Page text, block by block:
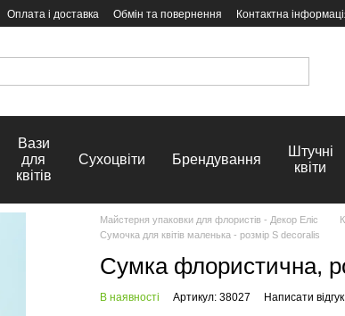
Оплата і доставка Обмін та повернення Контактна
Вази
для
квітів
Сухоцвіти Брендування
Штучні
квіти
Майстерня упаковки для флористів - Декор Еліс
Сумочка для квітів маленька - розмір S decoralis
Сумка флористична,
В наявності Артикул: 38027 Написати відгук